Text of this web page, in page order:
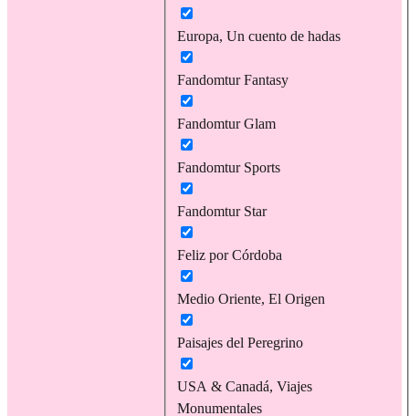
Europa, Un cuento de hadas
Fandomtur Fantasy
Fandomtur Glam
Fandomtur Sports
Fandomtur Star
Feliz por Córdoba
Medio Oriente, El Origen
Paisajes del Peregrino
USA & Canadá, Viajes
Monumentales